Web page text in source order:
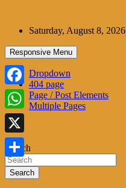
contentSaturday, August 8, 2026
Responsive Menu
Dropdown
404 page
Page / Post Elements
Multiple Pages
Search
Search
Facebook
WhatsApp
X
Share